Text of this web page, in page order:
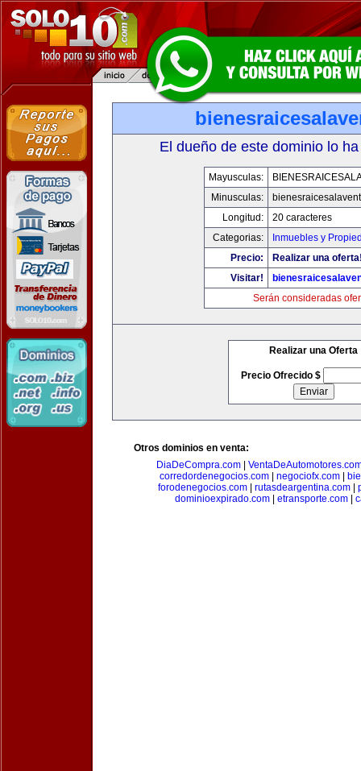
El dueño de este dominio lo
Mayusculas:
Minusculas:
Longitud:
20 caracteres
Categorias:
Inmuebles y
Precio:
Realizar una
Visitar!
Serán consideradas
Realizar una Oferta
Precio Ofrecido $
Otros dominios en venta:
DiaDeCompra.com|
corredordenegocios.com
negociofx.com
forodenegocios.com| rutasdeargentina.com|
dominioexpirado.com| etransporte.com|